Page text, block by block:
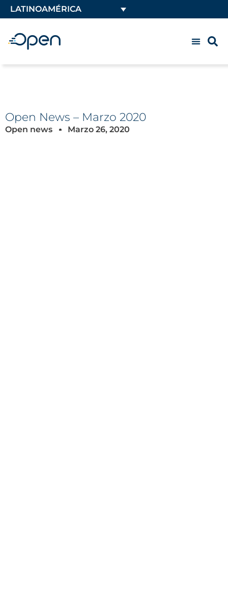
LATINOAMÉRICA
Open News – Marzo 2020
Open news Marzo 26, 2020